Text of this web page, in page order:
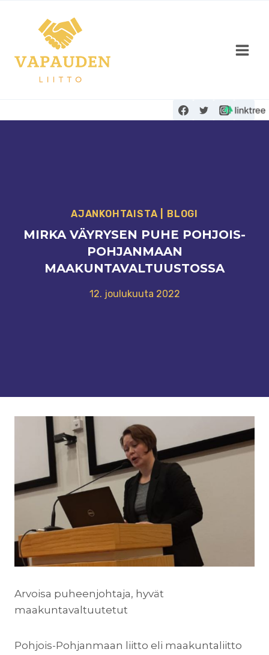
sisältöön
AJANKOHTAISTA BLOGI
MIRKA VÄYRYSEN PUHE POHJOIS-
POHJANMAAN
MAAKUNTAVALTUUSTOSSA
12. joulukuuta 2022
Arvoisa puheenjohtaja, hyvät
maakuntavaltuutetut
Pohjois-Pohjanmaan liitto eli maakuntaliitto